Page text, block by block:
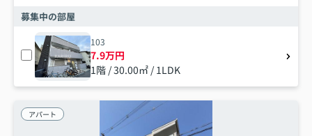
募集中の部屋
103
7.9万円
1階 / 30.00㎡ / 1LDK
アパート